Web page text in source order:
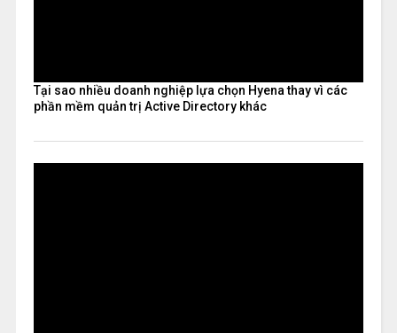
Tại sao nhiều doanh nghiệp lựa chọn Hyena thay vì các
phần mềm quản trị Active Directory khác